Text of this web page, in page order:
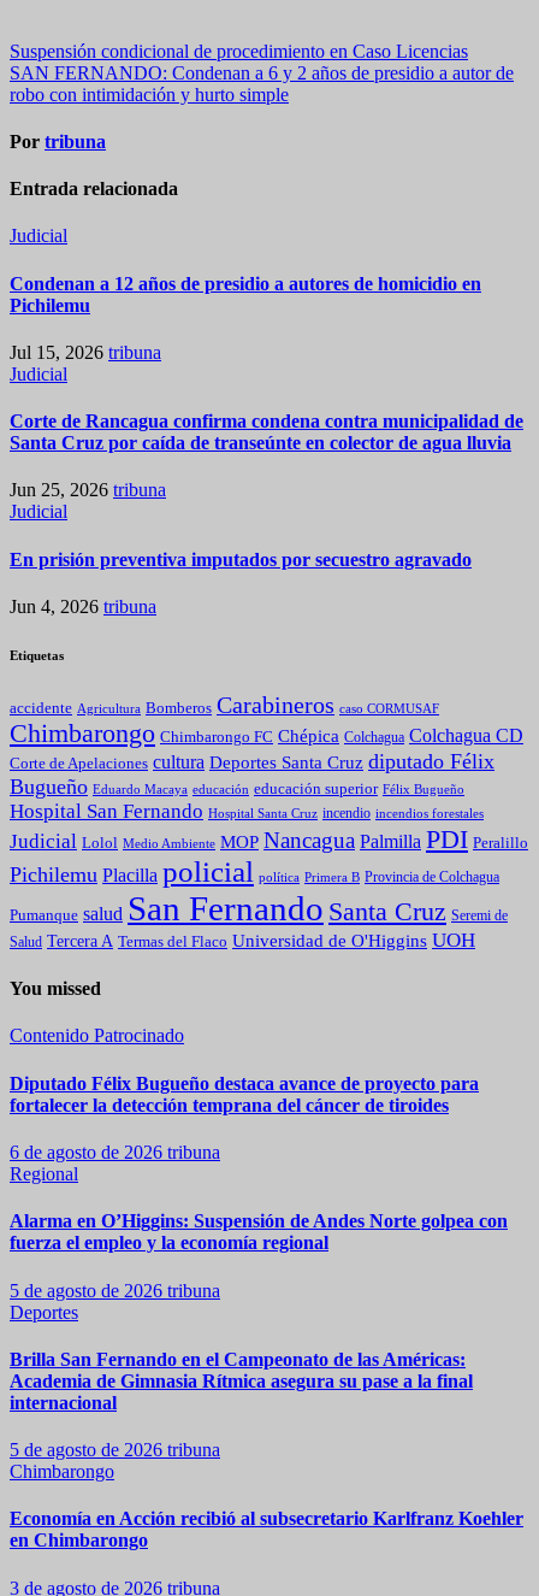
Navegación
de
Suspensión condicional de procedimiento en Caso Licencias
SAN FERNANDO: Condenan a 6 y 2 años de presidio a autor de
robo con intimidación y hurto simple
Por tribuna
Entrada relacionada
Judicial
Condenan a 12 años de presidio a autores de homicidio en
Pichilemu
Jul 15, 2026 tribuna
Judicial
Corte de Rancagua confirma condena contra municipalidad de
Santa Cruz por caída de transeúnte en colector de agua lluvia
Jun 25, 2026 tribuna
Judicial
En prisión preventiva imputados por secuestro agravado
Jun 4, 2026 tribuna
Etiquetas
accidente Agricultura Bomberos Carabineros caso CORMUSAF
Chimbarongo Chimbarongo FC Chépica Colchagua Colchagua CD
Corte de Apelaciones cultura Deportes Santa Cruz diputado Félix
Bugueño Eduardo Macaya educación educación superior Félix Bugueño
Hospital San Fernando Hospital Santa Cruz incendio incendios forestales
Judicial Lolol Medio Ambiente MOP Nancagua Palmilla PDI Peralillo
Pichilemu Placilla policial política Primera B Provincia de Colchagua
Pumanque salud San Fernando Santa Cruz Seremi de
Salud Tercera A Termas del Flaco Universidad de O'Higgins UOH
You missed
Contenido Patrocinado
Diputado Félix Bugueño destaca avance de proyecto para
fortalecer la detección temprana del cáncer de tiroides
6 de agosto de 2026 tribuna
Regional
Alarma en O’Higgins: Suspensión de Andes Norte golpea con
fuerza el empleo y la economía regional
5 de agosto de 2026 tribuna
Deportes
Brilla San Fernando en el Campeonato de las Américas:
Academia de Gimnasia Rítmica asegura su pase a la final
internacional
5 de agosto de 2026 tribuna
Chimbarongo
Economía en Acción recibió al subsecretario Karlfranz Koehler
en Chimbarongo
3 de agosto de 2026 tribuna